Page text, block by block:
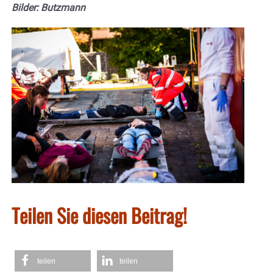
Bilder: Butzmann
Teilen Sie diesen Beitrag!
teilen teilen